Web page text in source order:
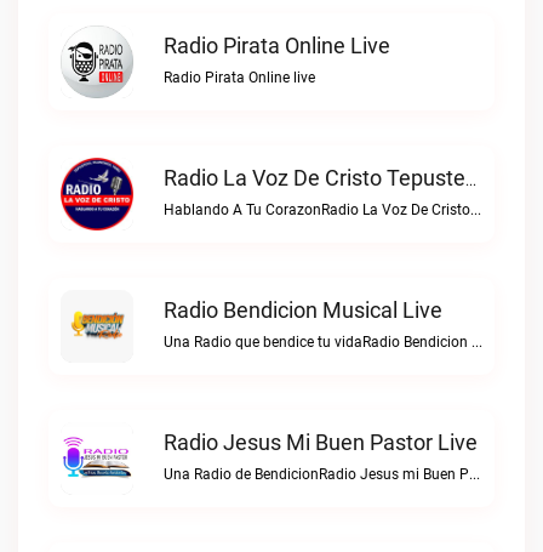
Radio Pirata Online Live
Radio Pirata Online live
Radio La Voz De Cristo Tepusteca Live
Hablando A Tu CorazonRadio La Voz De Cristo Tepusteca live
Radio Bendicion Musical Live
Una Radio que bendice tu vidaRadio Bendicion Musical live
Radio Jesus Mi Buen Pastor Live
Una Radio de BendicionRadio Jesus mi Buen Pastor live